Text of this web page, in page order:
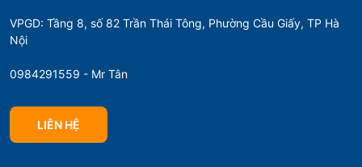
VPGD: Tầng 8, số 82 Trần Thái Tông, Phường Cầu Giấy, TP Hà
Nội
0984291559 - Mr Tân
LIÊN HỆ